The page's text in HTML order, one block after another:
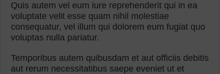
Quis autem vel eum iure reprehenderit qui in ea
voluptate velit esse quam nihil molestiae
consequatur, vel illum qui dolorem eum fugiat quo
voluptas nulla pariatur.
Temporibus autem quibusdam et aut officiis debitis
aut rerum necessitatibus saepe eveniet ut et